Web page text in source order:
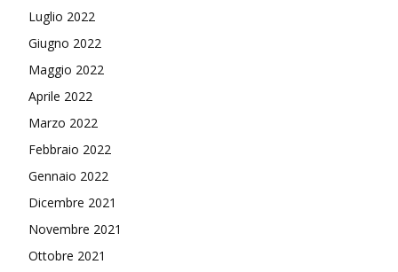
Luglio 2022
Giugno 2022
Maggio 2022
Aprile 2022
Marzo 2022
Febbraio 2022
Gennaio 2022
Dicembre 2021
Novembre 2021
Ottobre 2021